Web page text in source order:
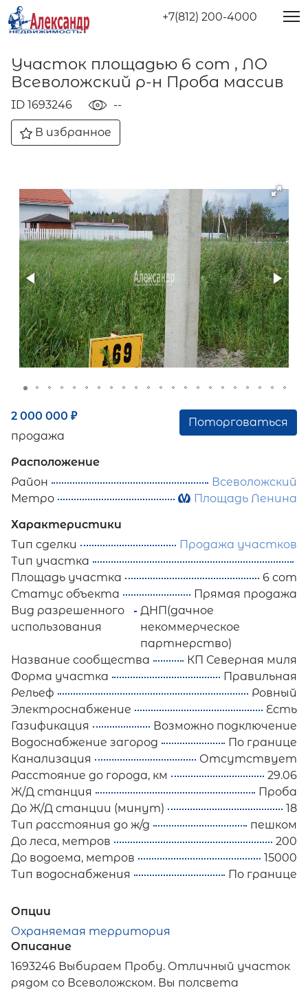
+7(812) 200-4000
Участок площадью 6 сот , ЛО
Всеволожский р-н Проба массив
ID 1693246 --
В избранное
2 000 000 ₽
продажа
Поторговаться
Расположение
Район
Всеволожский
Метро
Площадь Ленина
Характеристики
Тип сделки
Продажа участков
Тип участка
Площадь участка
6 сот
Статус объекта
Прямая продажа
Вид разрешенного
использования
ДНП(дачное
некоммерческое
партнерство)
Название сообщества
КП Северная миля
Форма участка
Правильная
Рельеф
Ровный
Электроснабжение
Есть
Газификация
Возможно подключение
Водоснабжение загород
По границе
Канализация
Отсутствует
Расстояние до города, км
29.06
Ж/Д станция
Проба
До Ж/Д станции (минут)
18
Тип расстояния до ж/д
пешком
До леса, метров
200
До водоема, метров
15000
Тип водоснабжения
По границе
Опции
Охраняемая территория
Описание
1693246 Выбираем Пробу. Отличный участок
рядом со Всеволожском. Вы полсвета